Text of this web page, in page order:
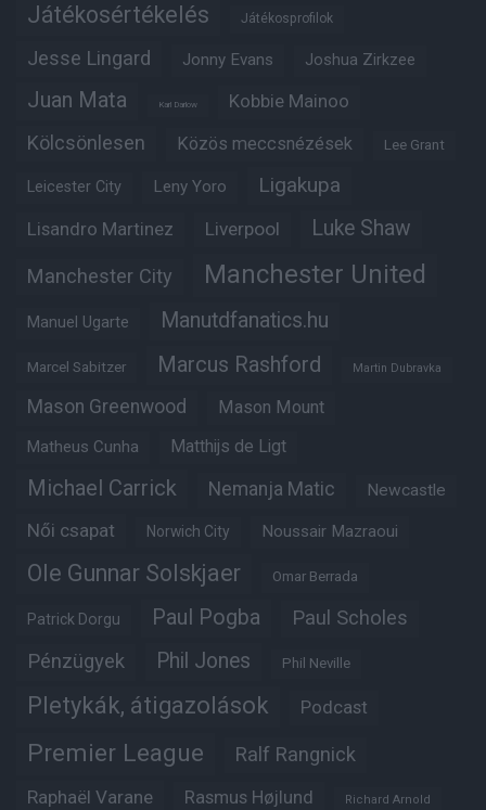
Játékosértékelés Játékosprofilok
Jesse Lingard Jonny Evans Joshua Zirkzee
Juan Mata Karl Darlow Kobbie Mainoo
Kölcsönlesen Közös meccsnézések Lee Grant
Leicester City Leny Yoro Ligakupa
Lisandro Martinez Liverpool Luke Shaw
Manchester City Manchester United
Manuel Ugarte Manutdfanatics.hu
Marcel Sabitzer Marcus Rashford Martin Dubravka
Mason Greenwood Mason Mount
Matheus Cunha Matthijs de Ligt
Michael Carrick Nemanja Matic Newcastle
Női csapat Norwich City Noussair Mazraoui
Ole Gunnar Solskjaer Omar Berrada
Patrick Dorgu Paul Pogba Paul Scholes
Pénzügyek Phil Jones Phil Neville
Pletykák, átigazolások Podcast
Premier League Ralf Rangnick
Raphaël Varane Rasmus Højlund Richard Arnold